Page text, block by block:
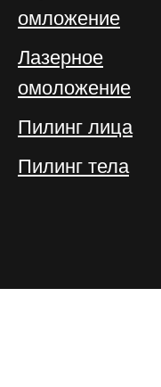
омложение
Лазерное
омоложение
Пилинг лица
Пилинг тела